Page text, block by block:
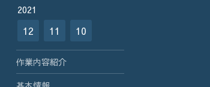
2021
12 11 10
作業内容紹介